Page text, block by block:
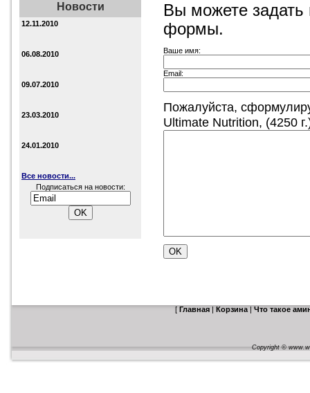
Новости
12.11.2010
06.08.2010
09.07.2010
23.03.2010
24.01.2010
Все новости...
Подписаться на новости:
Вы можете
формы.
Ваше имя:
Email:
Пожалуйста,
Ultimate Nutrition, (4250
[ Главная| Корзина| Что такое
Copyright ©